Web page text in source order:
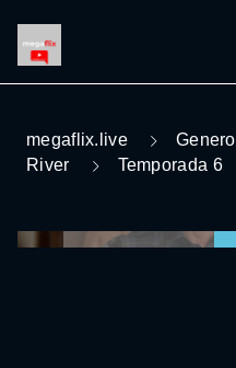
megaflix.live Genero
River
Temporada 6